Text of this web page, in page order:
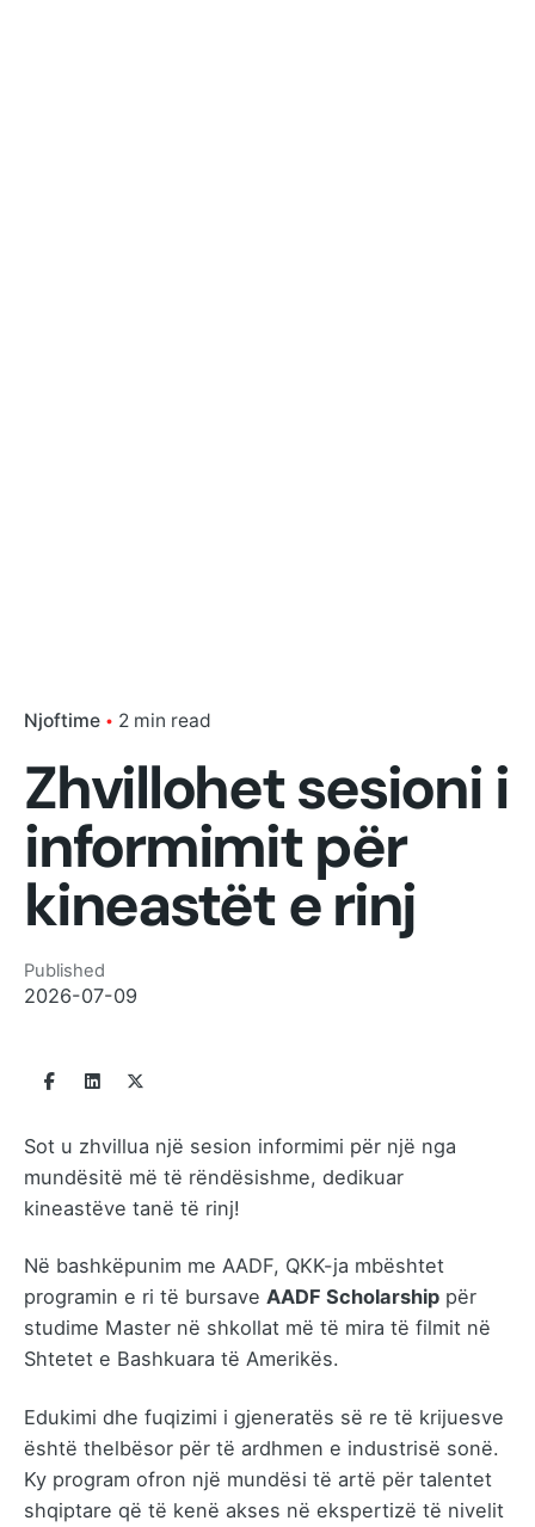
Njoftime 2 min read
Zhvillohet sesioni i
informimit për
kineastët e rinj
Published
2026-07-09
Sot u zhvillua një sesion informimi për një nga
mundësitë më të rëndësishme, dedikuar
kineastëve tanë të rinj!
Në bashkëpunim me AADF, QKK-ja mbështet
programin e ri të bursave AADF Scholarship për
studime Master në shkollat më të mira të filmit në
Shtetet e Bashkuara të Amerikës.
Edukimi dhe fuqizimi i gjeneratës së re të krijuesve
është thelbësor për të ardhmen e industrisë sonë.
Ky program ofron një mundësi të artë për talentet
shqiptare që të kenë akses në ekspertizë të nivelit